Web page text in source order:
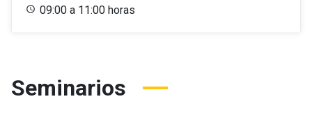
09:00 a 11:00 horas
Seminarios